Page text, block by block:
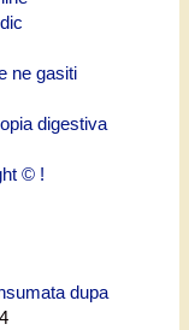
ne gasiti
digestiva
© !
dupa